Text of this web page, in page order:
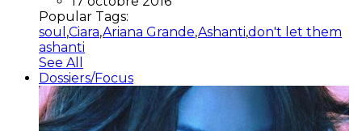
Popular Tags:
soul ,Ciara,Ariana Grande,Ashanti,don't let them
ashanti
See All
Dossiers/Focus